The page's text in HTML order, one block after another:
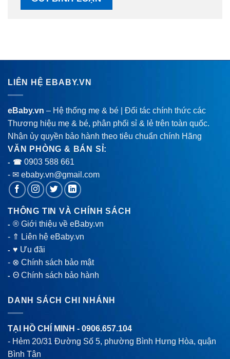
LIÊN HỆ EBABY.VN
eBaby.vn – Hệ thống mẹ & bé | Đối tác chính thức các
Thương hiệu mẹ & bé, phân phối sỉ & lẻ trên toàn quốc.
Nhận ủy quyền bảo hành theo tiêu chuẩn chính Hãng
VĂN PHÒNG & BÁN SỈ:
- ☎ 0903 588 661
- ✉ ebaby.vn@gmail.com
THÔNG TIN VÀ CHÍNH SÁCH
-® Giới thiệu về eBaby.vn
- ⇑ Liên hệ eBaby.vn
-♥ Ưu đãi
- ⊗ Chính sách bảo mật
-Θ Chính sách bảo hành
DANH SÁCH CHI NHÁNH
TẠI HỒ CHÍ MINH - 0906.657.104
- Hẻm 20/31 Đường Số 5, phường Bình Hưng Hòa, quận
Bình Tân